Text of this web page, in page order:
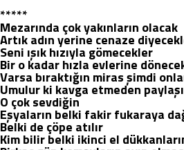
*****
Mezarında çok yakınların olacak
Artık adın yerine cenaze
Seni ışık hızıyla gömecekler
Bir o kadar hızla evlerine
Varsa bıraktığın miras şimdi
Umulur ki kavga etmeden
O çok sevdiğin
Eşyaların belki fakir fukaraya
Belki de çöpe atılır
Kim bilir belki ikinci el